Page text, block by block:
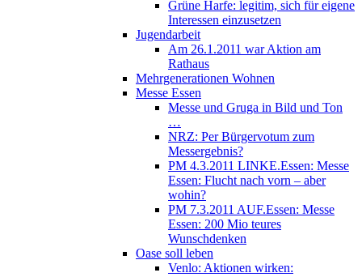
Grüne Harfe: legitim, sich für eigene
Interessen einzusetzen
Jugendarbeit
Am 26.1.2011 war Aktion am
Rathaus
Mehrgenerationen Wohnen
Messe Essen
Messe und Gruga in Bild und Ton
…
NRZ: Per Bürgervotum zum
Messergebnis?
PM 4.3.2011 LINKE.Essen: Messe
Essen: Flucht nach vorn – aber
wohin?
PM 7.3.2011 AUF.Essen: Messe
Essen: 200 Mio teures
Wunschdenken
Oase soll leben
Venlo: Aktionen wirken: